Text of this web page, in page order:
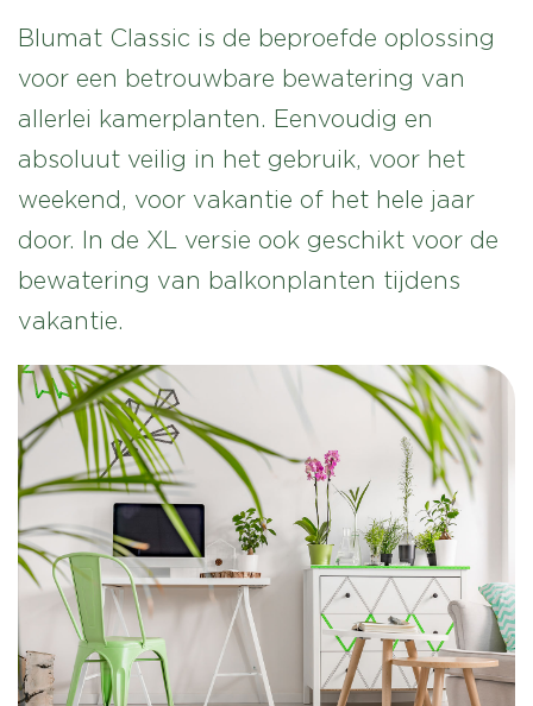
Blumat Classic is de beproefde oplossing
voor een betrouwbare bewatering van
allerlei kamerplanten. Eenvoudig en
absoluut veilig in het gebruik, voor het
weekend, voor vakantie of het hele jaar
door. In de XL versie ook geschikt voor de
bewatering van balkonplanten tijdens
vakantie.